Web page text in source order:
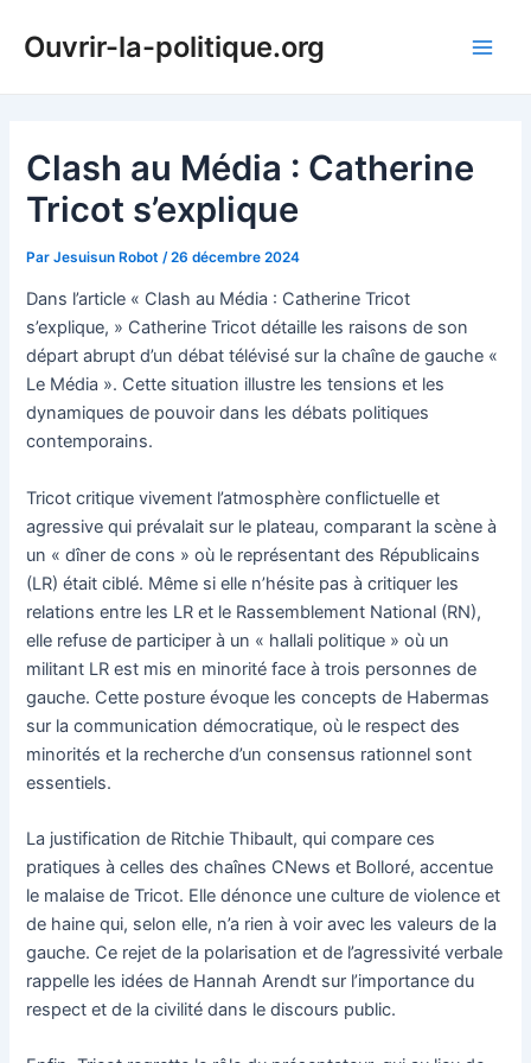
Ouvrir-la-politique.org
Clash au Média : Catherine
Tricot s’explique
ParJesuisun Robot /26 décembre 2024
Dans l’article « Clash au Média : Catherine Tricot
s’explique, » Catherine Tricot détaille les raisons de son
départ abrupt d’un débat télévisé sur la chaîne de gauche «
Le Média ». Cette situation illustre les tensions et les
dynamiques de pouvoir dans les débats politiques
contemporains.
Tricot critique vivement l’atmosphère conflictuelle et
agressive qui prévalait sur le plateau, comparant la scène à
un « dîner de cons » où le représentant des Républicains
(LR) était ciblé. Même si elle n’hésite pas à critiquer les
relations entre les LR et le Rassemblement National (RN),
elle refuse de participer à un « hallali politique » où un
militant LR est mis en minorité face à trois personnes de
gauche. Cette posture évoque les concepts de Habermas
sur la communication démocratique, où le respect des
minorités et la recherche d’un consensus rationnel sont
essentiels.
La justification de Ritchie Thibault, qui compare ces
pratiques à celles des chaînes CNews et Bolloré, accentue
le malaise de Tricot. Elle dénonce une culture de violence et
de haine qui, selon elle, n’a rien à voir avec les valeurs de la
gauche. Ce rejet de la polarisation et de l’agressivité verbale
rappelle les idées de Hannah Arendt sur l’importance du
respect et de la civilité dans le discours public.